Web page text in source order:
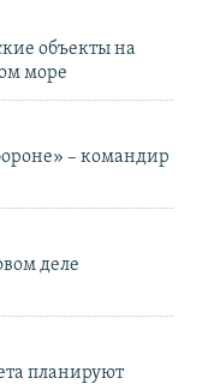
объекты на
море
– командир
деле
планируют